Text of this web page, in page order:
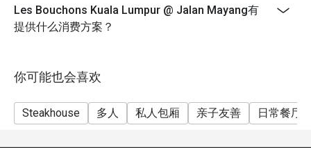
Les Bouchons Kuala Lumpur @ Jalan Mayang有
提供什么消费方案？
你可能也会喜欢
Steakhouse 多人 私人包厢 亲子友善 日常餐厅